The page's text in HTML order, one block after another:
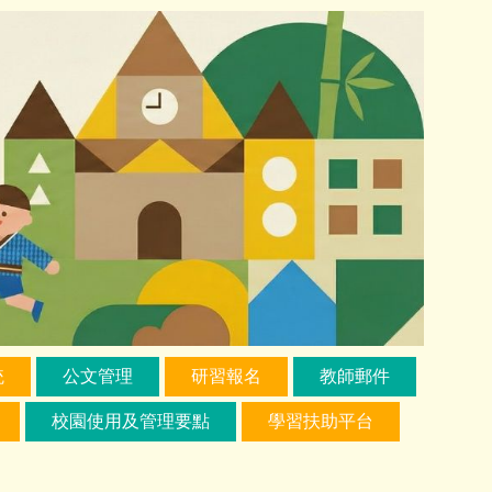
公文管理 研習報名 教師郵件
校園使用及管理要點 學習扶助平台